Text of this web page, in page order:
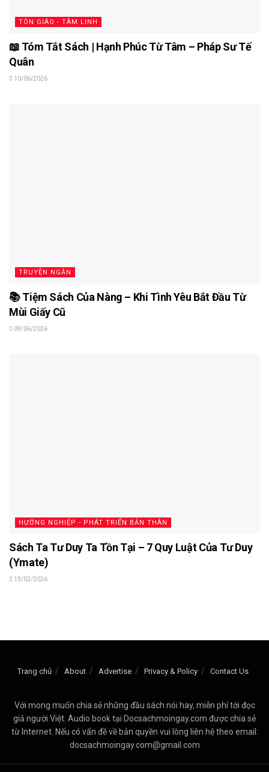
TÔN GIÁO - TÂM LINH
📖 Tóm Tắt Sách | Hạnh Phúc Từ Tâm – Pháp Sư Tế
Quân
10/06/2026
TRUYỆN NGẮN
📚 Tiệm Sách Của Nàng – Khi Tình Yêu Bắt Đầu Từ
Mùi Giấy Cũ
09/06/2026
HƯỚNG NGHIỆP - PHÁT TRIỂN BẢN THÂN
Sách Ta Tư Duy Ta Tồn Tại – 7 Quy Luật Của Tư Duy
(Ymate)
13/02/2026
Trang chủ About Advertise Privacy & Policy Contact Us
Với mong muốn chia sẻ những đầu sách nói hay, miễn phí tới đọc
giả người Việt. Audio book tại Docsachmoingay.com được chia sẻ
từ Internet. Nếu có vấn đề về bản quyền vui lòng liên hệ theo email:
docsachmoingay.com@gmail.com